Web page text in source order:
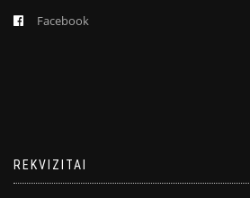
Facebook
REKVIZITAI